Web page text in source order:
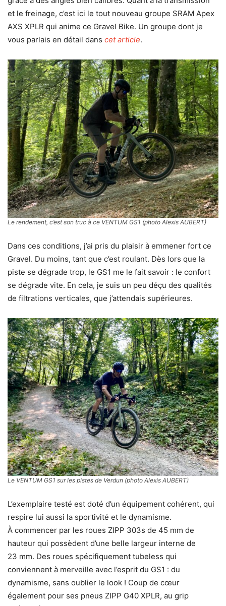
et le freinage, c’est ici le tout nouveau groupe SRAM Apex
AXS XPLR qui anime ce Gravel Bike. Un groupe dont je
vous parlais en détail dans cet article.
Le rendement, c’est son truc à ce VENTUM GS1 (photo Alexis AUBERT)
Dans ces conditions, j’ai pris du plaisir à emmener fort ce
Gravel. Du moins, tant que c’est roulant. Dès lors que la
piste se dégrade trop, le GS1 me le fait savoir : le confort
se dégrade vite. En cela, je suis un peu déçu des qualités
de filtrations verticales, que j’attendais supérieures.
Le VENTUM GS1 sur les pistes de Verdun (photo Alexis AUBERT)
L’exemplaire testé est doté d’un équipement cohérent, qui
respire lui aussi la sportivité et le dynamisme.
À commencer par les roues ZIPP 303s de 45 mm de
hauteur qui possèdent d’une belle largeur interne de
23 mm. Des roues spécifiquement tubeless qui
conviennent à merveille avec l’esprit du GS1 : du
dynamisme, sans oublier le look ! Coup de cœur
également pour ses pneus ZIPP G40 XPLR, au grip